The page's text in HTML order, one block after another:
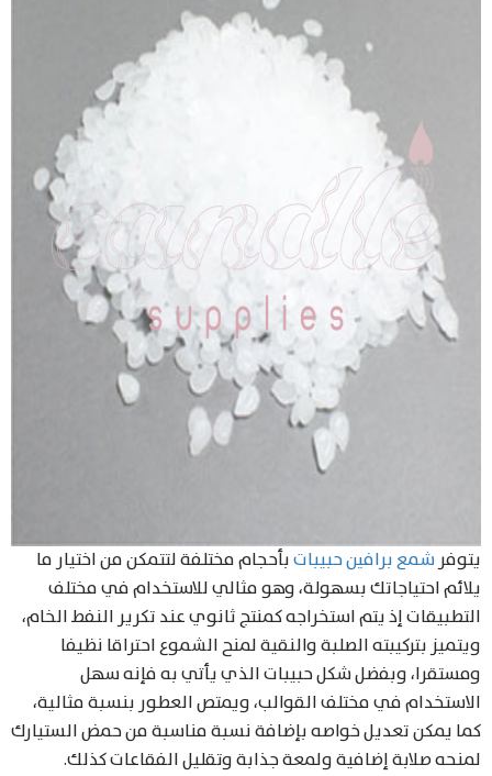
يتوفرشمع برافين حبيباتبأحجام مختلفة لتتمكن من اختيار ما
يلائم احتياجاتك بسهولة، وهو مثالي للاستخدام في مختلف
التطبيقات إذ يتم استخراجه كمنتج ثانوي عند تكرير النفط الخام،
ويتميز بتركيبته الصلبة والنقية لمنح الشموع احتراقا نظيفا
ومستقرا، وبفضل شكل حبيبات الذي يأتي به فإنه سهل
الاستخدام في مختلف القوالب، ويمتص العطور بنسبة مثالية،
كما يمكن تعديل خواصه بإضافة نسبة مناسبة من حمض الستيارك
لمنحه صلابة إضافية ولمعة جذابة وتقليل الفقاعات كذلك.